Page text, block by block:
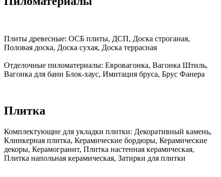
Плиты древесные: ОСБ плиты, ДСП, Доска строганая,
Половая доска, Доска сухая, Доска террасная
Отделочные пиломатериалы: Евровагонка, Вагонка Штиль,
Вагонка для бани Блок-хаус, Имитация бруса, Брус Фанера
Плитка
Комплектующие для укладки плитки: Декоративный камень,
Клинкерная плитка, Керамические бордюры, Керамические
декоры, Керамогранит, Плитка настенная керамическая,
Плитка напольная керамическая, Затирки для плитки